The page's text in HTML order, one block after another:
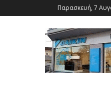
Παρασκευή, 7